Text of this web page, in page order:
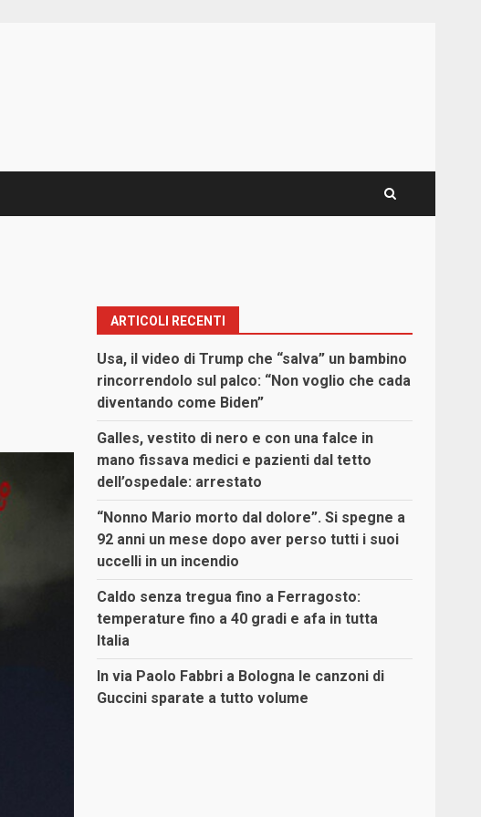
ARTICOLI RECENTI
Usa, il video di Trump che “salva” un bambino
rincorrendolo sul palco: “Non voglio che cada
diventando come Biden”
Galles, vestito di nero e con una falce in
mano fissava medici e pazienti dal tetto
dell’ospedale: arrestato
“Nonno Mario morto dal dolore”. Si spegne a
92 anni un mese dopo aver perso tutti i suoi
uccelli in un incendio
Caldo senza tregua fino a Ferragosto:
temperature fino a 40 gradi e afa in tutta
Italia
In via Paolo Fabbri a Bologna le canzoni di
Guccini sparate a tutto volume